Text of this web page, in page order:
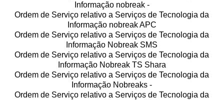
Informação nobreak -
Ordem de Serviço relativo a Serviços de Tecnologia da
Informação nobreak APC
Ordem de Serviço relativo a Serviços de Tecnologia da
Informação Nobreak SMS
Ordem de Serviço relativo a Serviços de Tecnologia da
Informação Nobreak TS Shara
Ordem de Serviço relativo a Serviços de Tecnologia da
Informação Nobreaks -
Ordem de Serviço relativo a Serviços de Tecnologia da